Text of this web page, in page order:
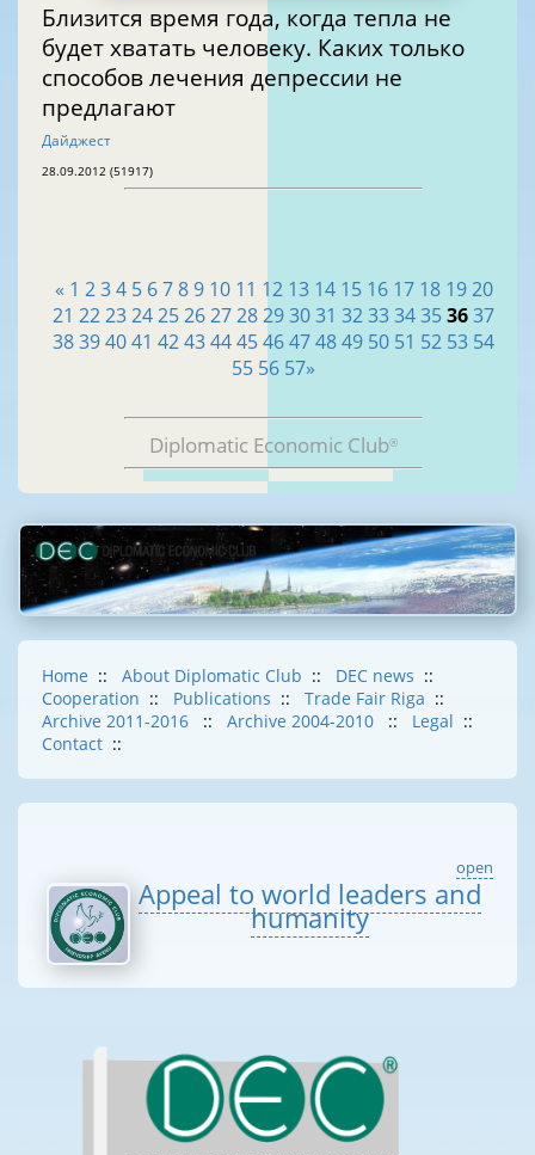
Близится время года, когда тепла не
будет хватать человеку. Каких только
способов лечения депрессии не
предлагают
Дайджест
28.09.2012 (51917)
« 1 2 3 4 5 6 7 8 9 10 11 12 13 14 15 16 17 18 19 20
21 22232425262728293031 323334353637
38394041 4243444546474849 50 51 52 53 54
55 56 57»
Diplomatic Economic Club®
Home :: About Diplomatic Club :: DEC news ::
Cooperation :: Publications :: Trade Fair Riga ::
Archive 2011-2016
:: Archive 2004-2010 :: Legal ::
Contact ::
open
Appeal to world leaders and
humanity